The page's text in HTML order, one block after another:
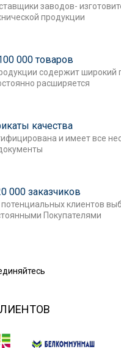
заводов-
продукции
000 товаров
содержит широкий
расширяется
качества
и имеет все
000 заказчиков
клиентов
Покупателями